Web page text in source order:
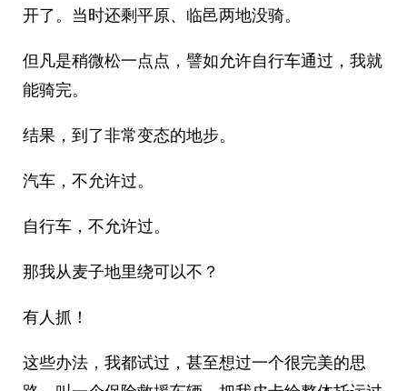
开了。当时还剩平原、临邑两地没骑。
但凡是稍微松一点点，譬如允许自行车通过，我就
能骑完。
结果，到了非常变态的地步。
汽车，不允许过。
自行车，不允许过。
那我从麦子地里绕可以不？
有人抓！
这些办法，我都试过，甚至想过一个很完美的思